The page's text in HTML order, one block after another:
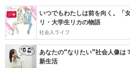
いつでもわたしは前を向く。「
リ・大学生リカの物語
社会人ライフ
あなたの“なりたい”社会人像は
新生活